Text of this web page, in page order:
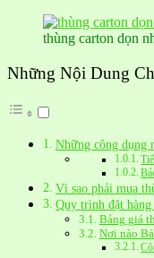
thùng carton dọn
Những Nội Dung
Những công dụng
Vì sao phải mua
Quy trình đặt
Bảng giá
Nơi nào